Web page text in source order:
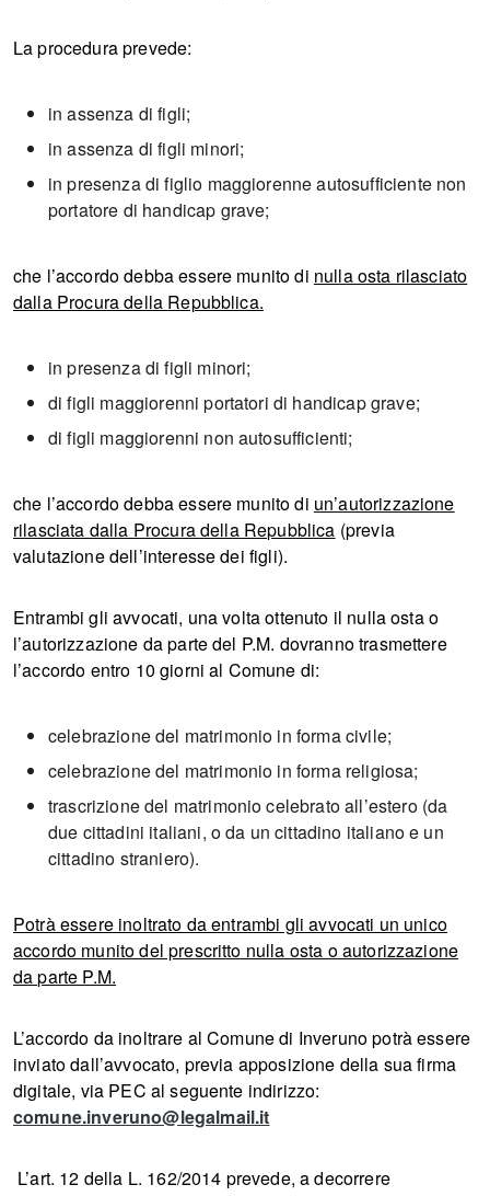
La procedura prevede:
in assenza di figli;
in assenza di figli minori;
in presenza di figlio maggiorenne autosufficiente non
portatore di handicap grave;
che l’accordo debba essere munito di nulla osta rilasciato
dalla Procura della Repubblica.
in presenza di figli minori;
di figli maggiorenni portatori di handicap grave;
di figli maggiorenni non autosufficienti;
che l’accordo debba essere munito di un’autorizzazione
rilasciata dalla Procura della Repubblica (previa
valutazione dell’interesse dei figli).
Entrambi gli avvocati, una volta ottenuto il nulla osta o
l’autorizzazione da parte del P.M. dovranno trasmettere
l’accordo entro 10 giorni al Comune di:
celebrazione del matrimonio in forma civile;
celebrazione del matrimonio in forma religiosa;
trascrizione del matrimonio celebrato all’estero (da
due cittadini italiani, o da un cittadino italiano e un
cittadino straniero).
Potrà essere inoltrato da entrambi gli avvocati un unico
accordo munito del prescritto nulla osta o autorizzazione
da parte P.M.
L’accordo da inoltrare al Comune di Inveruno potrà essere
inviato dall’avvocato, previa apposizione della sua firma
digitale, via PEC al seguente indirizzo:
comune.inveruno@legalmail.it
L’art. 12 della L. 162/2014 prevede, a decorrere